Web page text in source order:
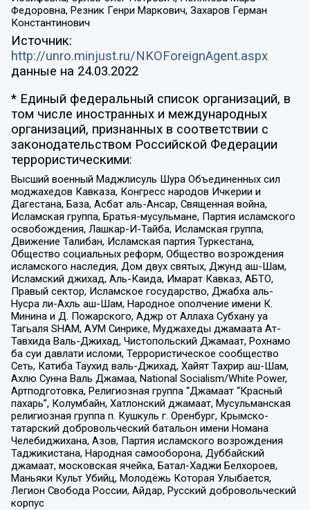
Федоровна, Резник Генри Маркович, Захаров Герман
Константинович
Источник:
http://unro.minjust.ru/NKOForeignAgent.aspx
данные на 24.03.2022
* Единый федеральный список организаций, в
том числе иностранных и международных
организаций, признанных в соответствии с
законодательством Российской Федерации
террористическими:
Высший военный Маджлисуль Шура Объединенных сил
моджахедов Кавказа, Конгресс народов Ичкерии и
Дагестана, База, Асбат аль-Ансар, Священная война,
Исламская группа, Братья-мусульмане, Партия исламского
освобождения, Лашкар-И-Тайба, Исламская группа,
Движение Талибан, Исламская партия Туркестана,
Общество социальных реформ, Общество возрождения
исламского наследия, Дом двух святых, Джунд аш-Шам,
Исламский джихад, Аль-Каида, Имарат Кавказ, АБТО,
Правый сектор, Исламское государство, Джабха аль-
Нусра ли-Ахль аш-Шам, Народное ополчение имени К.
Минина и Д. Пожарского, Аджр от Аллаха Субхану уа
Тагьаля SHAM, АУМ Синрике, Муджахеды джамаата Ат-
Тавхида Валь-Джихад, Чистопольский Джамаат, Рохнамо
ба суи давлати исломи, Террористическое сообщество
Сеть, Катиба Таухид валь-Джихад, Хайят Тахрир аш-Шам,
Ахлю Сунна Валь Джамаа, National Socialism/White Power,
Артподготовка, Религиозная группа “Джамаат “Красный
пахарь”, Колумбайн, Хатлонский джамаат, Мусульманская
религиозная группа п. Кушкуль г. Оренбург, Крымско-
татарский добровольческий батальон имени Номана
Челебиджихана, Азов, Партия исламского возрождения
Таджикистана, Народная самооборона, Дуббайский
джамаат, московская ячейка, Батал-Хаджи Белхороев,
Маньяки Культ Убийц, Молодёжь Которая Улыбается,
Легион Свобода России, Айдар, Русский добровольческий
корпус